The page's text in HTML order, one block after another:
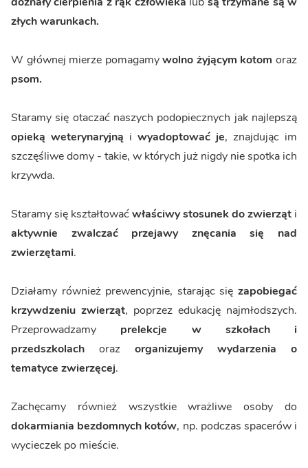
złych warunkach.
W głównej mierze pomagamywolno żyjącym kotom oraz
psom.
Staramy się otaczać naszych podopiecznych jak najlepszą
opieką weterynaryjną i wyadoptować je, znajdując im
szczęśliwe domy - takie, w których już nigdy nie spotka ich
krzywda.
Staramy się kształtowaćwłaściwy stosunek do zwierząt i
aktywnie zwalczać przejawy znęcania się nad
zwierzętami.
Działamy również prewencyjnie, starając się zapobiegać
krzywdzeniu zwierząt, poprzez edukację najmłodszych.
Przeprowadzamy prelekcje w szkołach i
przedszkolach oraz organizujemy wydarzenia o
tematyce zwierzęcej.
Zachęcamy również wszystkie wrażliwe osoby do
dokarmiania bezdomnych kotów, np. podczas spacerów i
wycieczek po mieście.